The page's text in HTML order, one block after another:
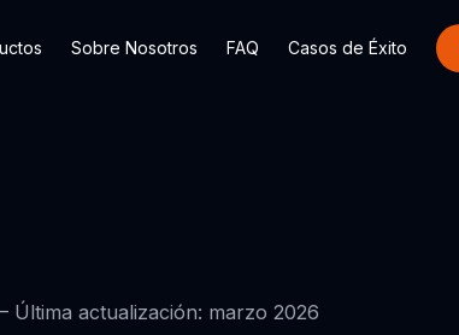
Sobre Nosotros FAQ Casos de Éxito
Última actualización: marzo 2026